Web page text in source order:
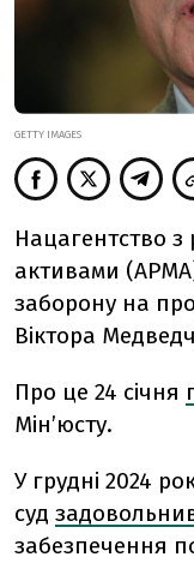
GETTY IMAGES
Нацагентство з
активами
заборону на
Віктора
Про це 24 січня
Мінʼюсту.
У грудні 2024
суд
забезпечення